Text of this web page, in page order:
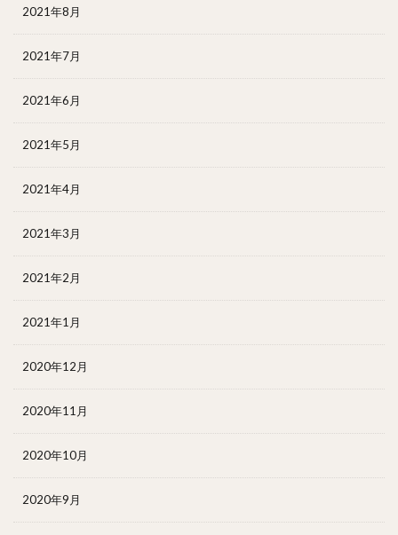
2021年8月
2021年7月
2021年6月
2021年5月
2021年4月
2021年3月
2021年2月
2021年1月
2020年12月
2020年11月
2020年10月
2020年9月